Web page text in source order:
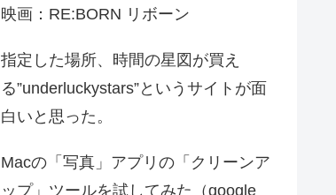
映画：RE:BORN リボーン
指定した場所、時間の星図が買え
る”underluckystars”というサイトが面
白いと思った。
Macの「写真」アプリの「クリーンア
ップ」ツールを試してみた（google